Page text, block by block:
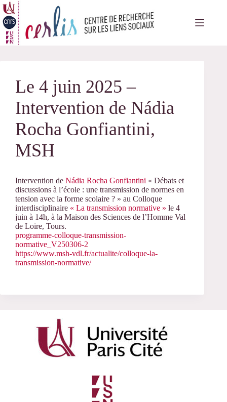
Passer
au
contenu
Le 4 juin 2025 –
Intervention de Nádia
Rocha Gonfiantini,
MSH
Intervention de Nádia Rocha Gonfiantini « Débats et
discussions à l’école : une transmission de normes en
tension avec la forme scolaire ? » au Colloque
interdisciplinaire « La transmission normative » le 4
juin à 14h, à la Maison des Sciences de l’Homme Val
de Loire, Tours.
programme-colloque-transmission-
normative_V250306-2
https://www.msh-vdl.fr/actualite/colloque-la-
transmission-normative/